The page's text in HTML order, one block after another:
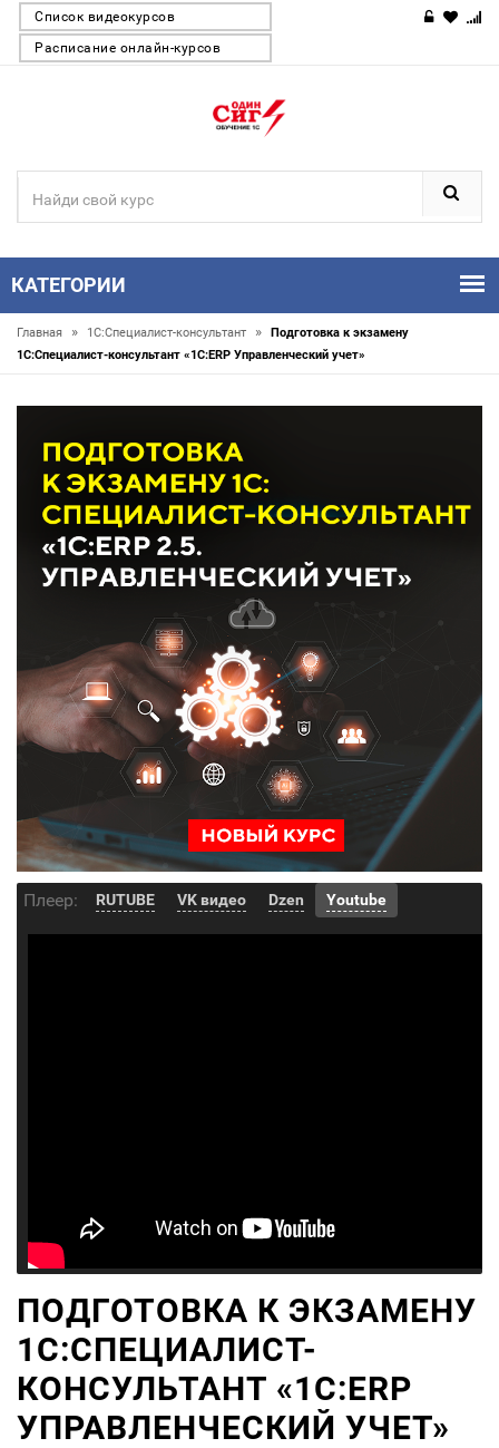
Список видеокурсов
Расписание онлайн-курсов
КАТЕГОРИИ
Главная » 1С:Специалист-консультант »
Подготовка к экзамену
1С:Специалист-консультант «1С:ERP Управленческий учет»
Плеер: RUTUBE VK видео Dzen Youtube
ПОДГОТОВКА К ЭКЗАМЕНУ
1С:СПЕЦИАЛИСТ-
КОНСУЛЬТАНТ «1С:ERP
УПРАВЛЕНЧЕСКИЙ УЧЕТ»